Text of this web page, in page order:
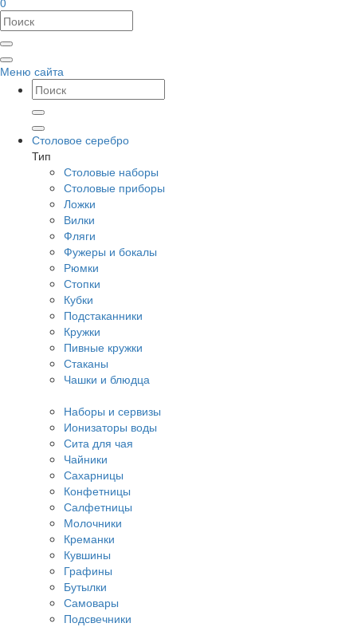
Меню сайта
Столовое серебро
Тип
Столовые наборы
Столовые приборы
Ложки
Вилки
Фляги
Фужеры и бокалы
Рюмки
Стопки
Кубки
Подстаканники
Кружки
Пивные кружки
Стаканы
Чашки и блюдца
Наборы и сервизы
Ионизаторы воды
Сита для чая
Чайники
Сахарницы
Конфетницы
Салфетницы
Молочники
Креманки
Кувшины
Графины
Бутылки
Самовары
Подсвечники